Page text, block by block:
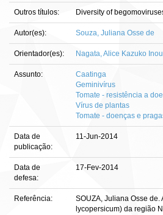
Outros títulos: Diversity of
Autor(es): Souza, Juliana Osse de
Orientador(es): Nagata, Alice Kazuko
Assunto:
Caatinga
Geminivírus
Tomate - resistência a
Vírus de plantas
Tomate - doenças e
Data de
publicação:
11-Jun-2014
Data de
defesa:
17-Fev-2014
Referência:
SOUZA, Juliana Osse
lycopersicum) da região